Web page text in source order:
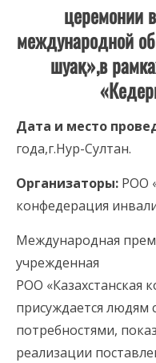
церемонии
международной
шуақ»,в
Дата и место
года,г.Нур-Султан.
Организаторы: РОО
конфедерация
Международная
учрежденная
РОО «Казахстанская
присуждается людям
потребностями,
реализации